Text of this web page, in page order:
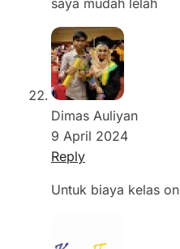
saya mudah lelah
Dimas Auliyan
9 April 2024
Reply
Untuk biaya kelas